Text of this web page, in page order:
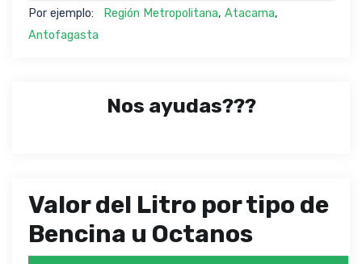
Por ejemplo: Región Metropolitana, Atacama,
Antofagasta
Nos ayudas???
Valor del Litro por tipo de
Bencina u Octanos